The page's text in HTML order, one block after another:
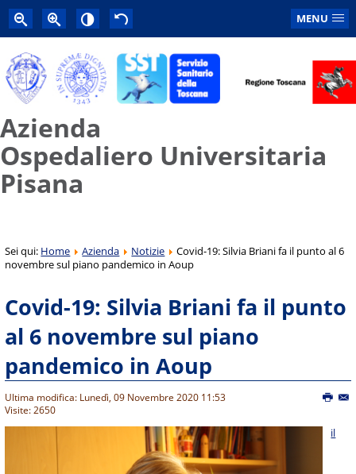
MENU
Azienda
Ospedaliero Universitaria
Pisana
Sei qui: Home Azienda Notizie
Covid-19: Silvia Briani fa il punto al 6
novembre sul piano pandemico in Aoup
Covid-19: Silvia Briani fa il punto
al 6 novembre sul piano
pandemico in Aoup
Ultima modifica: Lunedì, 09 Novembre 2020 11:53
Visite: 2650
il